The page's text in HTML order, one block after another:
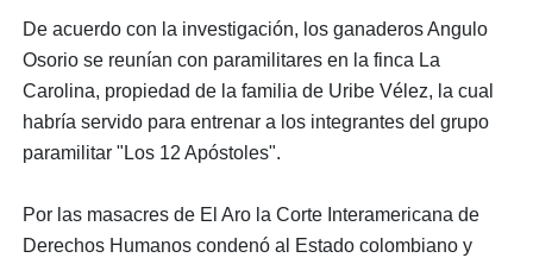
De acuerdo con la investigación, los ganaderos Angulo
Osorio se reunían con paramilitares en la finca La
Carolina, propiedad de la familia de Uribe Vélez, la cual
habría servido para entrenar a los integrantes del grupo
paramilitar "Los 12 Apóstoles".
Por las masacres de El Aro la Corte Interamericana de
Derechos Humanos condenó al Estado colombiano y